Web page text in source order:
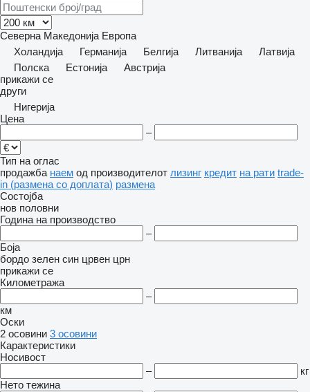
Северна Македонија Европа
Холандија
Германија Белгија Литванија
Латвија
Полска
Естонија
Австрија
прикажи се
други
Нигерија
Цена
–
Тип на оглас
продажба наем од производителот лизинг кредит на рати trade-
in (размена со доплата) размена
Состојба
нов половни
Година на производство
–
Боја
бордо зелен син црвен црн
прикажи се
Километража
–
км
Оски
2 осовини 3 осовини
Карактеристики
Носивост
–
кг
Нето тежина